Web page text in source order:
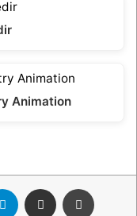
Animation